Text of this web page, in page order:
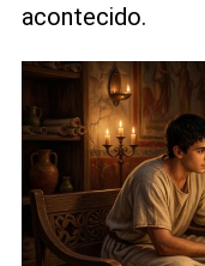
acontecido.